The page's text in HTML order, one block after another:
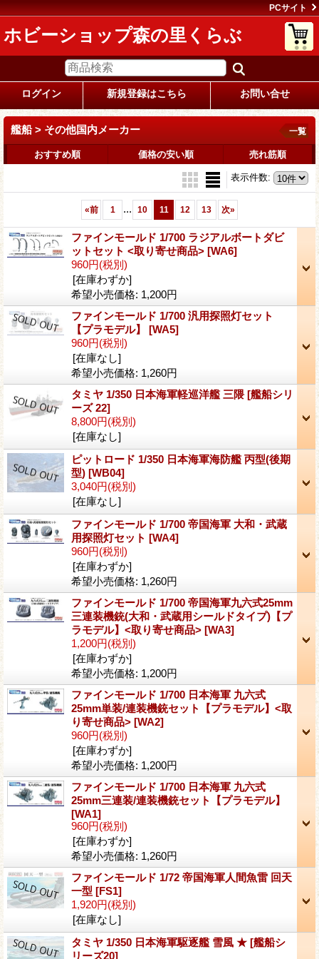
PCサイト
ホビーショップ森の里くらぶ
ログイン 新規登録はこちら お問い合せ
艦船 > その他国内メーカー 一覧
おすすめ順 価格の安い順 売れ筋順
表示件数:
«前 1 ... 10 11 12 13 次»
ファインモールド 1/700 ラジアルボートダビ
ットセット <取り寄せ商品> [WA6]
960円(税別)
[在庫わずか]
希望小売価格: 1,200円
ファインモールド 1/700 汎用探照灯セット
【プラモデル】 [WA5]
960円(税別)
[在庫なし]
希望小売価格: 1,260円
タミヤ 1/350 日本海軍軽巡洋艦 三隈 [艦船シリ
ーズ 22]
8,800円(税別)
[在庫なし]
ピットロード 1/350 日本海軍海防艦 丙型(後期
型) [WB04]
3,040円(税別)
[在庫なし]
ファインモールド 1/700 帝国海軍 大和・武蔵
用探照灯セット [WA4]
960円(税別)
[在庫わずか]
希望小売価格: 1,260円
ファインモールド 1/700 帝国海軍九六式25mm
三連装機銃(大和・武蔵用シールドタイプ)【プ
ラモデル】<取り寄せ商品> [WA3]
1,200円(税別)
[在庫わずか]
希望小売価格: 1,200円
ファインモールド 1/700 日本海軍 九六式
25mm単装/連装機銃セット【プラモデル】<取
り寄せ商品> [WA2]
960円(税別)
[在庫わずか]
希望小売価格: 1,200円
ファインモールド 1/700 日本海軍 九六式
25mm三連装/連装機銃セット【プラモデル】
[WA1]
960円(税別)
[在庫わずか]
希望小売価格: 1,260円
ファインモールド 1/72 帝国海軍人間魚雷 回天
一型 [FS1]
1,920円(税別)
[在庫なし]
タミヤ 1/350 日本海軍駆逐艦 雪風 ★ [艦船シ
リーズ20]